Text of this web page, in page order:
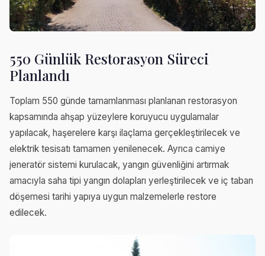
550 Günlük Restorasyon Süreci
Planlandı
Toplam 550 günde tamamlanması planlanan restorasyon
kapsamında ahşap yüzeylere koruyucu uygulamalar
yapılacak, haşerelere karşı ilaçlama gerçekleştirilecek ve
elektrik tesisatı tamamen yenilenecek. Ayrıca camiye
jeneratör sistemi kurulacak, yangın güvenliğini artırmak
amacıyla saha tipi yangın dolapları yerleştirilecek ve iç taban
döşemesi tarihi yapıya uygun malzemelerle restore
edilecek.